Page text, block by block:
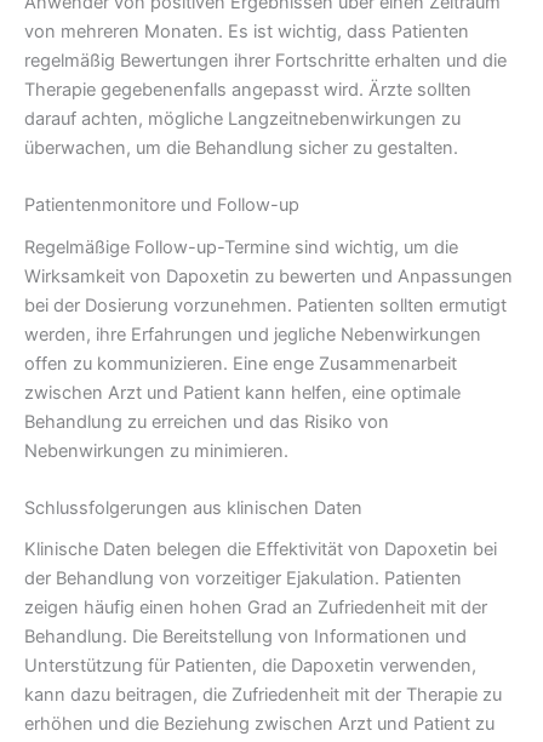
von mehreren Monaten. Es ist wichtig, dass Patienten
regelmäßig Bewertungen ihrer Fortschritte erhalten und die
Therapie gegebenenfalls angepasst wird. Ärzte sollten
darauf achten, mögliche Langzeitnebenwirkungen zu
überwachen, um die Behandlung sicher zu gestalten.
Patientenmonitore und Follow-up
Regelmäßige Follow-up-Termine sind wichtig, um die
Wirksamkeit von Dapoxetin zu bewerten und Anpassungen
bei der Dosierung vorzunehmen. Patienten sollten ermutigt
werden, ihre Erfahrungen und jegliche Nebenwirkungen
offen zu kommunizieren. Eine enge Zusammenarbeit
zwischen Arzt und Patient kann helfen, eine optimale
Behandlung zu erreichen und das Risiko von
Nebenwirkungen zu minimieren.
Schlussfolgerungen aus klinischen Daten
Klinische Daten belegen die Effektivität von Dapoxetin bei
der Behandlung von vorzeitiger Ejakulation. Patienten
zeigen häufig einen hohen Grad an Zufriedenheit mit der
Behandlung. Die Bereitstellung von Informationen und
Unterstützung für Patienten, die Dapoxetin verwenden,
kann dazu beitragen, die Zufriedenheit mit der Therapie zu
erhöhen und die Beziehung zwischen Arzt und Patient zu